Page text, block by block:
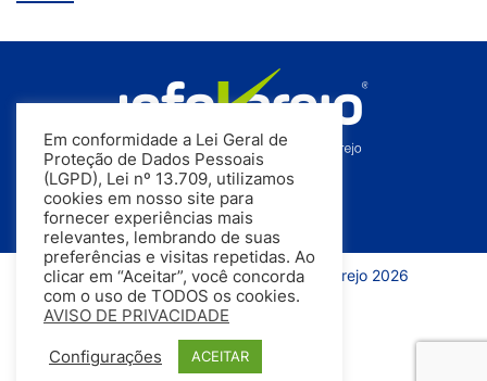
Todos os direitos reservados | InfoVarejo 2026
Em conformidade a Lei Geral de
Proteção de Dados Pessoais
(LGPD), Lei nº 13.709, utilizamos
cookies em nosso site para
fornecer experiências mais
relevantes, lembrando de suas
preferências e visitas repetidas. Ao
clicar em “Aceitar”, você concorda
com o uso de TODOS os cookies.
AVISO DE PRIVACIDADE
Configurações ACEITAR